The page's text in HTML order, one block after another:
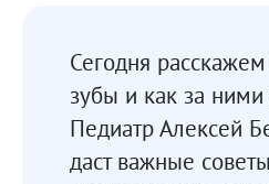
Сегодня
зубы и как за ними
Педиатр Алексей
даст важные